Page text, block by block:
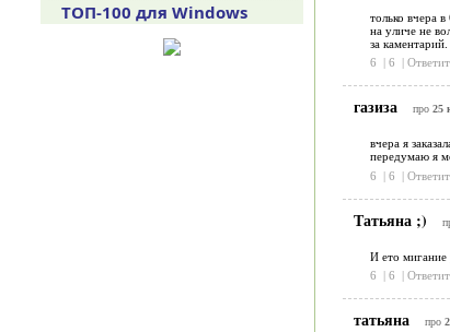
только вчера
на уличе не
за каментарий.
6
| 6 |
газиза про 25
вчера я
передумаю я
6
| 6 |
Татьяна ;)
И ето мигание
6
| 6 |
татьяна про
ТОП-100 для Windows